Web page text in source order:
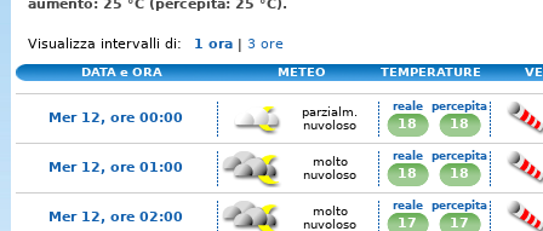
aumento: 25 °C (percepita: 25 °C).
Visualizza intervalli di: 1 ora | 3 ore
DATA e ORA METEO TEMPERATURE
Mer 12, ore 00:00
parzialm.
nuvoloso
reale
18
percepita
18
Mer 12, ore 01:00
molto
nuvoloso
reale
18
percepita
18
Mer 12, ore 02:00
molto
nuvoloso
reale
17
percepita
17